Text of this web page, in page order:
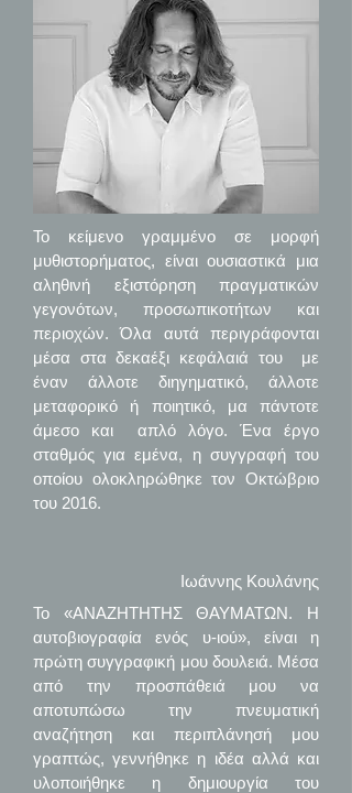
Το κείμενο γραμμένο σε μορφή
μυθιστορήματος, είναι ουσιαστικά μια
αληθινή εξιστόρηση πραγματικών
γεγονότων, προσωπικοτήτων και
περιοχών. Όλα αυτά περιγράφονται
μέσα στα δεκαέξι κεφάλαιά του με
έναν άλλοτε διηγηματικό, άλλοτε
μεταφορικό ή ποιητικό, μα πάντοτε
άμεσο και απλό λόγο. Ένα έργο
σταθμός για εμένα, η συγγραφή του
οποίου ολοκληρώθηκε τον Οκτώβριο
του 2016.
Ιωάννης Κουλάνης
Το «ΑΝΑΖΗΤΗΤΗΣ ΘΑΥΜΑΤΩΝ. Η
αυτοβιογραφία ενός υ-ιού», είναι η
πρώτη συγγραφική μου δουλειά. Μέσα
από την προσπάθειά μου να
αποτυπώσω την πνευματική
αναζήτηση και περιπλάνησή μου
γραπτώς, γεννήθηκε η ιδέα αλλά και
υλοποιήθηκε η δημιουργία του